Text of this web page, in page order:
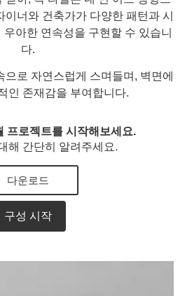
이너와 건축가가 다양한 패턴과 시
아한 연속성을 구현할 수 있습니
다.
로 자연스럽게 스며들며, 벽면에
인 존재감을 부여합니다.
프로젝트를 시작해보세요.
해 간단히 알려주세요.
다운로드
구성 시작